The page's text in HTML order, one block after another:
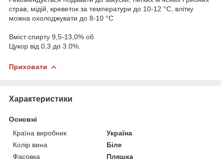
страв, мідій, креветок за температури до 10-12 °C, влітку
можна охолоджувати до 8-10 °C
Вміст спирту 9,5-13,0% об
Цукор від 0,3 до 3.0%.
Приховати
Характеристики
Основні
Країна виробник
Україна
Колір вина
Біле
Фасовка
Пляшка